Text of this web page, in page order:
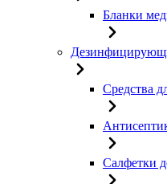
Бланки
Средства
Салфетки